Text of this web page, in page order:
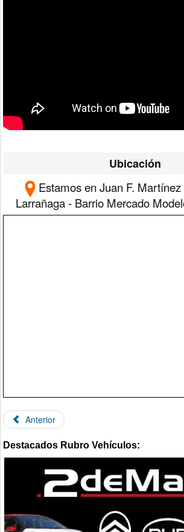
Ubicación
Estamos en Juan F.
Larrañaga - Barrio Mercado
Anterior
Destacados Rubro Vehículos: